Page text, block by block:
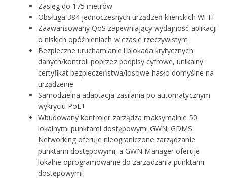
Zasięg do 175 metrów
Obsługa 384 jednoczesnych urządzeń klienckich Wi-Fi
Zaawansowany QoS zapewniający wydajność aplikacji
o niskich opóźnieniach w czasie rzeczywistym
Bezpieczne uruchamianie i blokada krytycznych
danych/kontroli poprzez podpisy cyfrowe, unikalny
certyfikat bezpieczeństwa/losowe hasło domyślne na
urządzenie
Samodzielna adaptacja zasilania po automatycznym
wykryciu PoE+
Wbudowany kontroler zarządza maksymalnie 50
lokalnymi punktami dostępowymi GWN; GDMS
Networking oferuje nieograniczone zarządzanie
punktami dostępowymi, a GWN Manager oferuje
lokalne oprogramowanie do zarządzania punktami
dostępowymi